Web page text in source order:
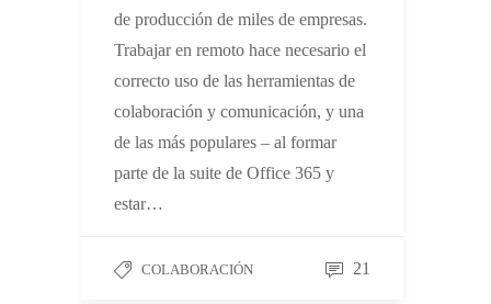
de producción de miles de empresas.
Trabajar en remoto hace necesario el
correcto uso de las herramientas de
colaboración y comunicación, y una
de las más populares – al formar
parte de la suite de Office 365 y
estar…
COLABORACIÓN 21